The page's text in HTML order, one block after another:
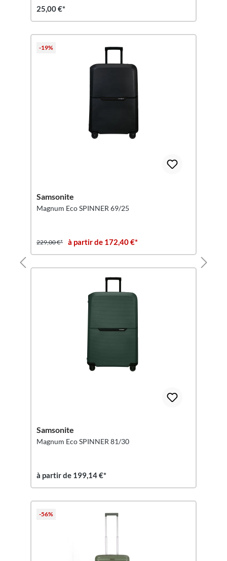
25,00 €*
-19%
Samsonite
Magnum Eco SPINNER 69/25
229,00 €* à partir de 172,40 €*
Samsonite
Magnum Eco SPINNER 81/30
à partir de 199,14 €*
-56%